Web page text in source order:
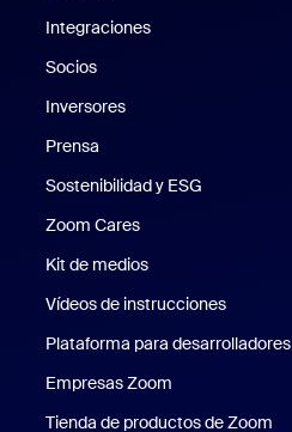
Integraciones
Socios
Inversores
Prensa
Sostenibilidad y ESG
Zoom Cares
Kit de medios
Vídeos de instrucciones
Plataforma para desarrolladores
Empresas Zoom
Tienda de productos de Zoom